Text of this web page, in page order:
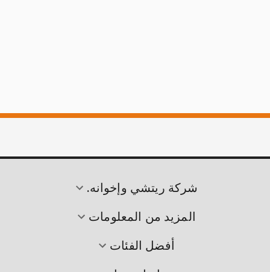
شركة ريتشي وإخوانه.
المزيد من المعلومات
أفضل الفئات